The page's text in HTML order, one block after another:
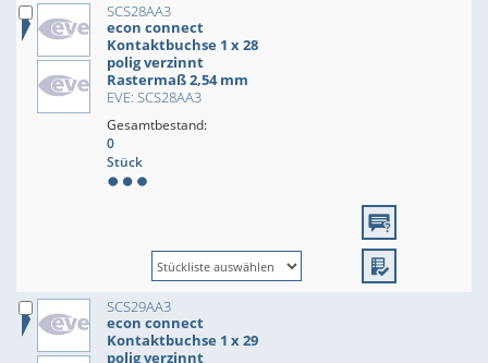
SCS28AA3
econ connect
Kontaktbuchse 1 x 28
polig verzinnt
Rastermaß 2,54 mm
EVE: SCS28AA3
Gesamtbestand:
0
Stück
SCS29AA3
econ connect
Kontaktbuchse 1 x 29
polig verzinnt